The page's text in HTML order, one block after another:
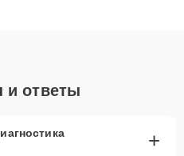
и ответы
+